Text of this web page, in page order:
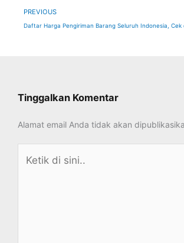
Prev
PREVIOUS
Daftar Harga Pengiriman Barang Seluruh Indonesia, Cek
Tinggalkan Komentar
Alamat email Anda tidak akan